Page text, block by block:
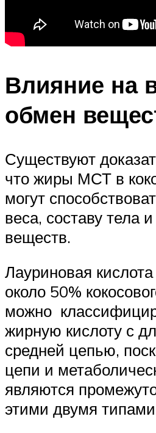
Влияние на
обмен
Существуют
что жиры МСТ в
могут
веса, составу тела
веществ.
Лауриновая
около 50%
можно
жирную кислоту с
средней цепью,
цепи и
являются
этими двумя